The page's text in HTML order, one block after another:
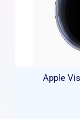
Apple